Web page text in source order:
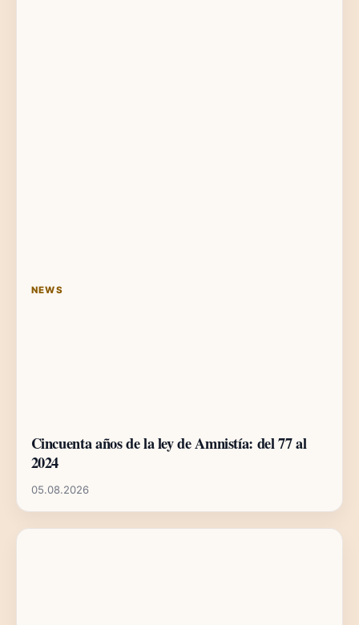
NEWS
Cincuenta años de la ley de Amnistía: del 77 al
2024
05.08.2026